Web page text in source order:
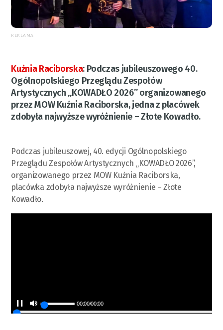
REKLAMA
Kuźnia Raciborska: Podczas jubileuszowego 40.
Ogólnopolskiego Przeglądu Zespołów
Artystycznych „KOWADŁO 2026” organizowanego
przez MOW Kuźnia Raciborska, jedna z placówek
zdobyła najwyższe wyróżnienie – Złote Kowadło.
Podczas jubileuszowej, 40. edycji Ogólnopolskiego
Przeglądu Zespołów Artystycznych „KOWADŁO 2026”,
organizowanego przez MOW Kuźnia Raciborska,
placówka zdobyła najwyższe wyróżnienie – Złote
Kowadło.
00:00/00:00